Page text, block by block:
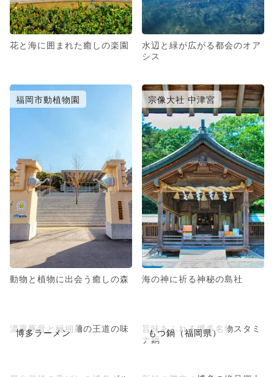
花と海に囲まれた癒しの楽園
水辺と緑が広がる都会のオア
シス
福岡市動植物園
動物と植物に出会う癒しの森
宗像大社 中津宮
海の神に祈る神秘の島社
博多ラーメン
濃厚豚骨と極細麺の王道の味 もつ鍋（福岡県）
旨味あふれる博多名物スタミ
ナ鍋